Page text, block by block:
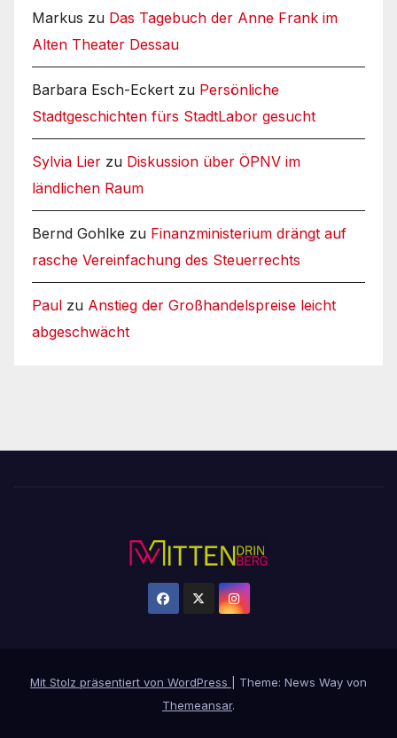
Markus zu Das Tagebuch der Anne Frank im
Alten Theater Dessau
Barbara Esch-Eckert zu Persönliche
Stadtgeschichten fürs StadtLabor gesucht
Sylvia Lier zu Diskussion über ÖPNV im
ländlichen Raum
Bernd Gohlke zu Finanzministerium drängt auf
rasche Vereinfachung des Steuerrechts
Paul zu Anstieg der Großhandelspreise leicht
abgeschwächt
Mit Stolz präsentiert von WordPress
Theme: News Way von
Themeansar.